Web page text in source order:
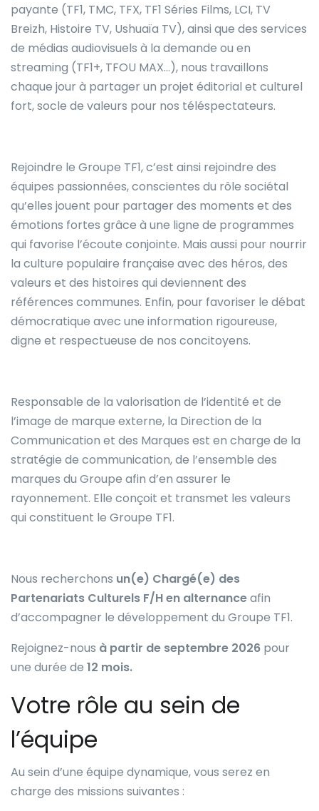
payante (TF1, TMC, TFX, TF1 Séries Films, LCI, TV
Breizh, Histoire TV, Ushuaïa TV), ainsi que des services
de médias audiovisuels à la demande ou en
streaming (TF1+, TFOU MAX…), nous travaillons
chaque jour à partager un projet éditorial et culturel
fort, socle de valeurs pour nos téléspectateurs.
Rejoindre le Groupe TF1, c’est ainsi rejoindre des
équipes passionnées, conscientes du rôle sociétal
qu’elles jouent pour partager des moments et des
émotions fortes grâce à une ligne de programmes
qui favorise l’écoute conjointe. Mais aussi pour nourrir
la culture populaire française avec des héros, des
valeurs et des histoires qui deviennent des
références communes. Enfin, pour favoriser le débat
démocratique avec une information rigoureuse,
digne et respectueuse de nos concitoyens.
Responsable de la valorisation de l’identité et de
l’image de marque externe, la Direction de la
Communication et des Marques est en charge de la
stratégie de communication, de l’ensemble des
marques du Groupe afin d’en assurer le
rayonnement. Elle conçoit et transmet les valeurs
qui constituent le Groupe TF1.
Nous recherchons un(e) Chargé(e) des
Partenariats Culturels F/H en alternanceafin
d’accompagner le développement du Groupe TF1.
Rejoignez-nous à partir de septembre 2026 pour
une durée de 12 mois.
Votre rôle au sein de
l’équipe
Au sein d’une équipe dynamique, vous serez en
charge des missions suivantes :